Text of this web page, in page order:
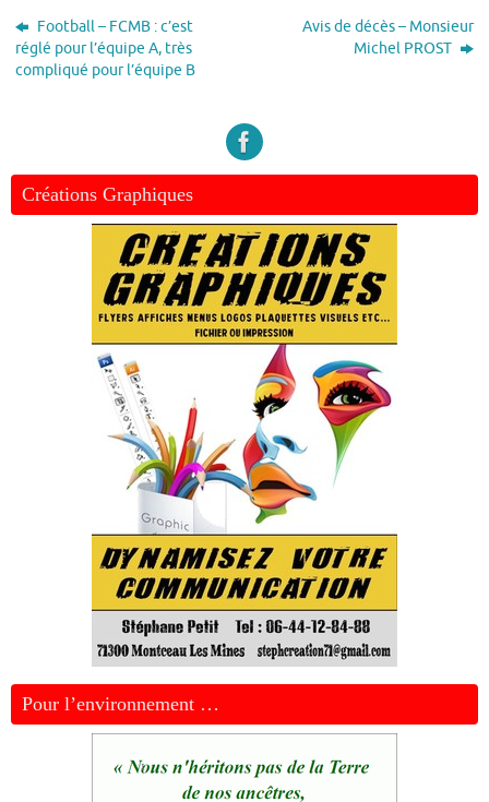
Football – FCMB : c’est
réglé pour l’équipe A, très
compliqué pour l’équipe B
Avis de décès – Monsieur
Michel PROST
Créations Graphiques
Pour l’environnement …